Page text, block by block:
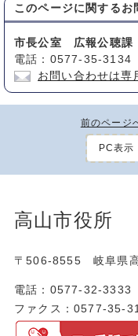
このページに関する お
市長公室 広報公聴課
電話：0577-35-
お問い合わせは専
前のページ
PC表示
高山市役所
〒506-8555 岐阜県
電話：0577-32-3333
ファクス：0577-35-